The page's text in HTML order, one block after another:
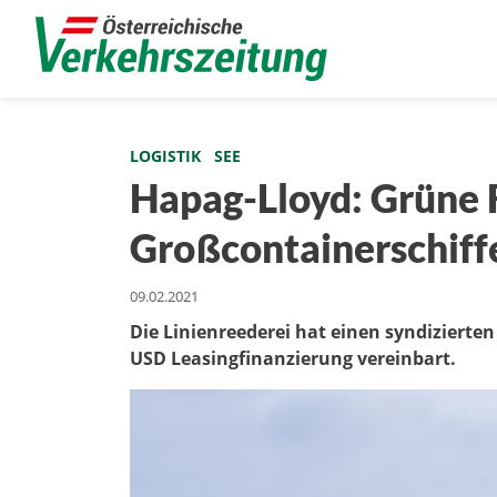
LOGISTIK SEE
Hapag-Lloyd: Grüne
09.02.2021
Die Linienreederei hat einen
USD Leasingfinanzierung vereinbart.